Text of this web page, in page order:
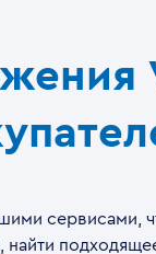
сервисами,
найти